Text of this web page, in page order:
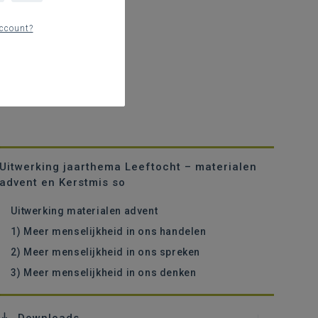
Uitwerking jaarthema Leeftocht – materialen
advent en Kerstmis so
Uitwerking materialen advent
1) Meer menselijkheid in ons handelen
2) Meer menselijkheid in ons spreken
3) Meer menselijkheid in ons denken